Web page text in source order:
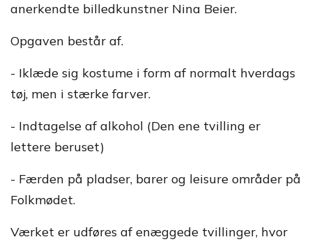
anerkendte billedkunstner Nina Beier.
Opgaven består af.
- Iklæde sig kostume i form af normalt hverdags
tøj, men i stærke farver.
- Indtagelse af alkohol (Den ene tvilling er
lettere beruset)
- Færden på pladser, barer og leisure områder på
Folkmødet.
Værket er udføres af enæggede tvillinger, hvor